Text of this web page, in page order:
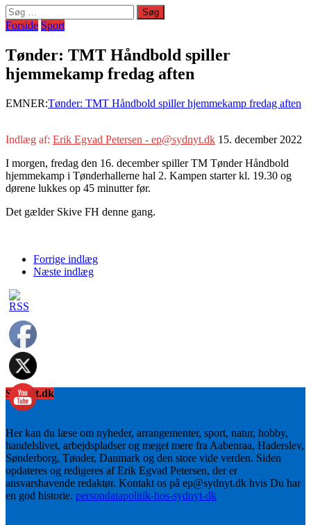
Søg
efter:
Forside Sport
Tønder: TMT Håndbold spiller
hjemmekamp fredag aften
EMNER:Tønder: TMT Håndbold spiller hjemmekamp fredag aften
Indlæg af: Erik Egvad Petersen - ep@sydnyt.dk 15. december 2022
I morgen, fredag den 16. december spiller TM Tønder Håndbold
hjemmekamp i Tønderhallerne hal 2. Kampen starter kl. 19.30 og
dørene lukkes op 45 minutter før.
Det gælder Skive FH denne gang.
Forrige indlæg
Næste indlæg
Sydnyt.dk
Her kan du læse om nyheder, arrangementer, sport, natur, hobby,
handelslivet, arbejdspladser og meget mere fra Aabenraa, Haderslev,
Sønderborg, Tønder, Danmark og den store vide verden. Siden
opdateres og redigeres af Erik Egvad Petersen, der er
ansvarshavende redaktør. Kontakt os på ep@sydnyt.dk hvis Du har
en god historie. persondatapolitik-hos-sydnyt-dk